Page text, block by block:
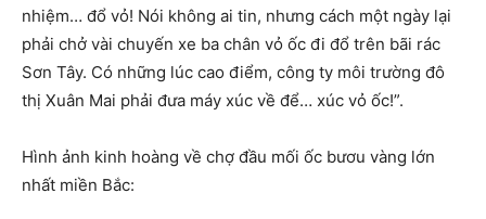
nhiệm… đổ vỏ! Nói không ai tin, nhưng cách một ngày lại
phải chở vài chuyến xe ba chân vỏ ốc đi đổ trên bãi rác
Sơn Tây. Có những lúc cao điểm, công ty môi trường đô
thị Xuân Mai phải đưa máy xúc về để… xúc vỏ ốc!”.
Hình ảnh kinh hoàng về chợ đầu mối ốc bươu vàng lớn
nhất miền Bắc: